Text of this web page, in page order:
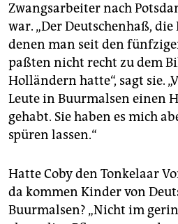
Zwangsarbeiter nach
war. „Der Deutschenhaß,
denen man seit den
paßten nicht recht zu dem
Holländern hatte“, sagt sie.
Leute in Buurmalsen einen
gehabt. Sie haben es mich
spüren lassen.“
Hatte Coby den Tonkelaar
da kommen Kinder von
Buurmalsen? „Nicht im